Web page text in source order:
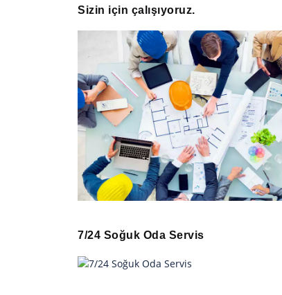
Sizin için çalışıyoruz.
7/24 Soğuk Oda Servis